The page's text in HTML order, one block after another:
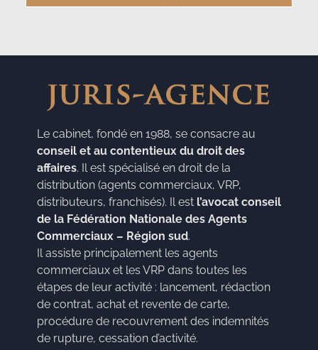
Le cabinet, fondé en 1988, se consacre au
conseil et au contentieux du droit des
affaires. Il est spécialisé en droit de la
distribution (agents commerciaux, VRP,
distributeurs, franchisés). Il est l’avocat conseil
de la Fédération Nationale des Agents
Commerciaux – Région sud.
Il assiste principalement les agents
commerciaux et les VRP dans toutes les
étapes de leur activité : lancement, rédaction
de contrat, achat et revente de carte,
procédure de recouvrement des indemnités
de rupture, cessation d’activité.